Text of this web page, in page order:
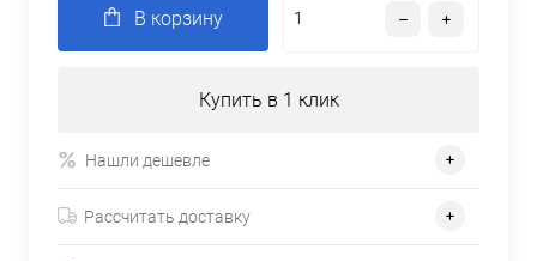
В корзину
Купить в 1 клик
Нашли дешевле
Рассчитать доставку